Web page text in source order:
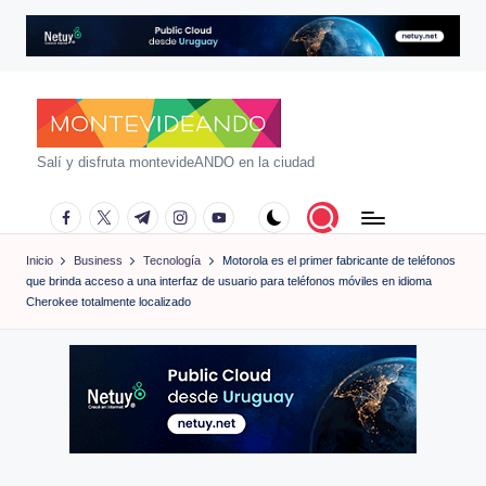
m
n
t
e
Salí y disfruta montevideANDO en la ciudad
facebook.com
twitter.com
t.me instagram.com
youtube.com
Inicio Business Tecnología
Motorola es el primer fabricante de teléfonos
que brinda acceso a una interfaz de usuario para teléfonos móviles en idioma
Cherokee totalmente localizado